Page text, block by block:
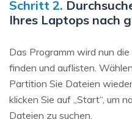
Schritt 2.
Ihres Laptops nach
Das Programm wird nun
finden und auflisten.
Partition Sie Dateien
klicken Sie auf „Start“, um
Dateien zu suchen.